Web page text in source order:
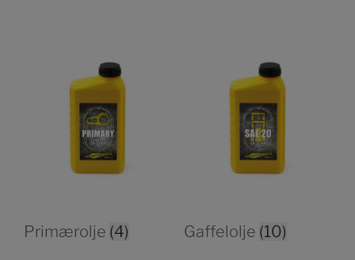
Primærolje (4) Gaffelolje (10)